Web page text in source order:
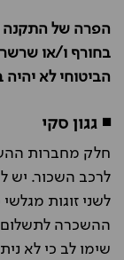
הפרה של התקנה
בחורף ו/או
הביטוחי לא
◾ גגון סקי
חלק מחברות
לרכב השכור. יש
לשני זוגות
ההשכרה
שימו לב כי לא